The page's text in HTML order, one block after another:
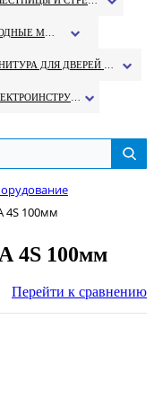
4S 100мм
4S 100мм
Перейти к сравнению